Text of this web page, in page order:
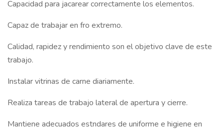
Capacidad para jacarear correctamente los elementos.
Capaz de trabajar en fro extremo.
Calidad, rapidez y rendimiento son el objetivo clave de este
trabajo.
Instalar vitrinas de carne diariamente.
Realiza tareas de trabajo lateral de apertura y cierre.
Mantiene adecuados estndares de uniforme e higiene en